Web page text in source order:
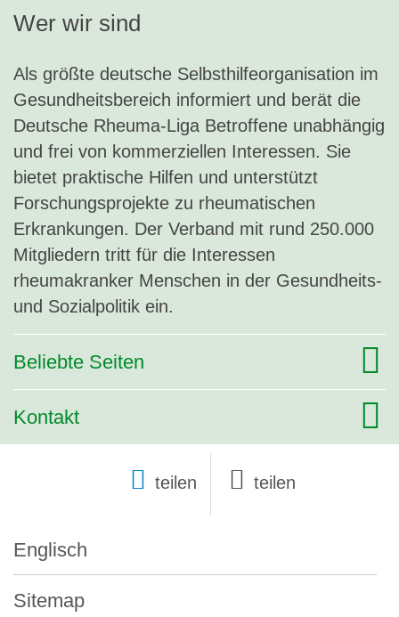
Wer wir sind
Als größte deutsche Selbsthilfeorganisation im
Gesundheitsbereich informiert und berät die
Deutsche Rheuma-Liga Betroffene unabhängig
und frei von kommerziellen Interessen. Sie
bietet praktische Hilfen und unterstützt
Forschungsprojekte zu rheumatischen
Erkrankungen. Der Verband mit rund 250.000
Mitgliedern tritt für die Interessen
rheumakranker Menschen in der Gesundheits-
und Sozialpolitik ein.
Beliebte Seiten
Kontakt
teilen
Englisch
Sitemap